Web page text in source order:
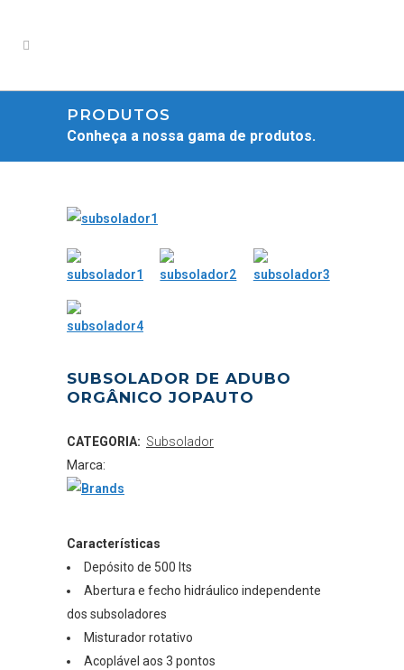
PRODUTOS
Conheça a nossa gama de produtos.
SUBSOLADOR DE ADUBO
ORGÂNICO JOPAUTO
CATEGORIA: Subsolador
Marca:
Características
Depósito de 500 lts
Abertura e fecho hidráulico independente
dos subsoladores
Misturador rotativo
Acoplável aos 3 pontos